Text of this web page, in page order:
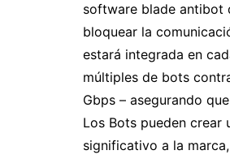
software blade antibot
bloquear la
estará integrada en
múltiples de bots
Gbps – asegurando
Los Bots pueden crear
significativo a la